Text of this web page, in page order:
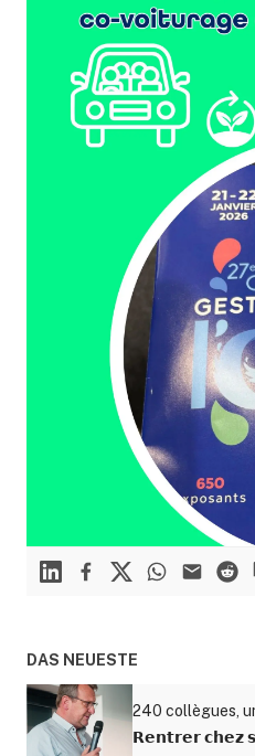
LinkedinFacebook
X WhatsApp
Mail
DAS NEUESTE
240 collègues,
𝗥𝗲𝗻𝘁𝗿𝗲𝗿 𝗰𝗵𝗲𝘇